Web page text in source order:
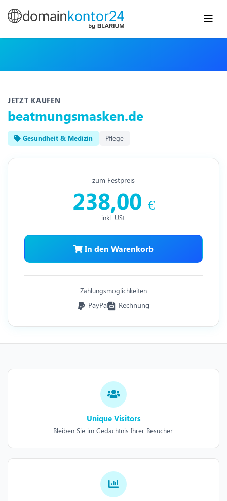
JETZT KAUFEN
beatmungsmasken.de
Gesundheit & Medizin Pflege
zum Festpreis
238,00 €
inkl. USt.
In den Warenkorb
Zahlungsmöglichkeiten
PayPal Rechnung
Unique Visitors
Bleiben Sie im Gedächtnis Ihrer Besucher.